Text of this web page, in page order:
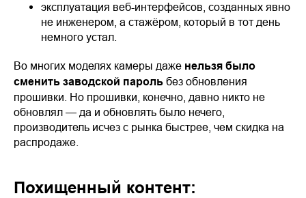
эксплуатация веб-интерфейсов, созданных явно
не инженером, а стажёром, который в тот день
немного устал.
Во многих моделях камеры даже нельзя было
сменить заводской пароль без обновления
прошивки. Но прошивки, конечно, давно никто не
обновлял — да и обновлять было нечего,
производитель исчез с рынка быстрее, чем скидка на
распродаже.
Похищенный контент: